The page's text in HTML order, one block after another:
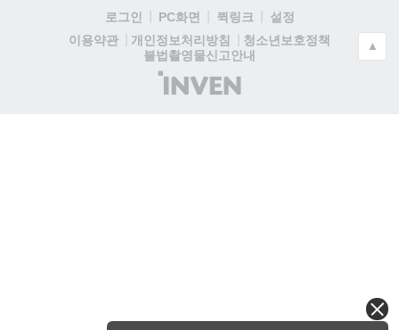
로그인 PC화면 퀵링크
설정
이용약관
개인정보처리방침
청소년보호정책
불법촬영물신고안내
(주)
인
▲